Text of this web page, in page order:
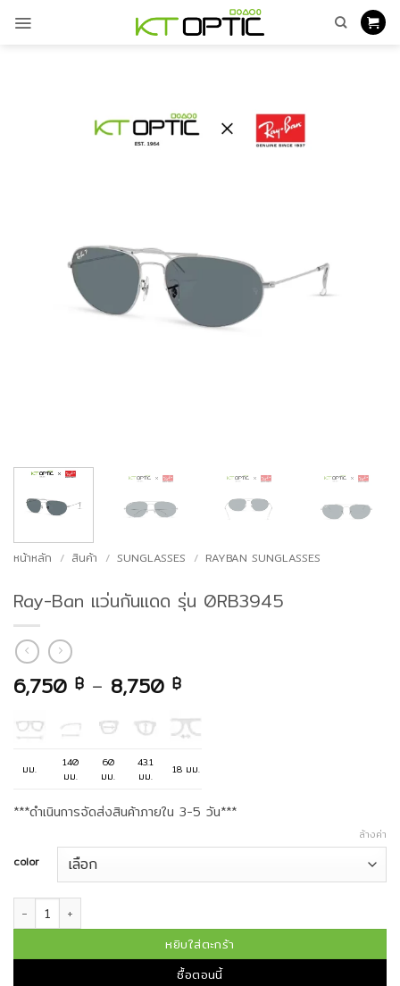
หน้าหลัก / สินค้า / SUNGLASSES / RAYBAN SUNGLASSES
Ray-Ban แว่นกันแดด รุ่น 0RB3945
6,750 ฿ – 8,750 ฿Price
6,750 ฿
through
8,750 ฿
มม.
140
มม.
60
มม.
43.1
มม.
18 มม.
***ดำเนินการจัดส่งสินค้าภายใน 3-5 วัน***
color
ล้างค่า
จำนวน Ray-Ban แว่นกันแดด รุ่น 0RB3945 ชิ้น
หยิบใส่ตะกร้า
ซื้อตอนนี้